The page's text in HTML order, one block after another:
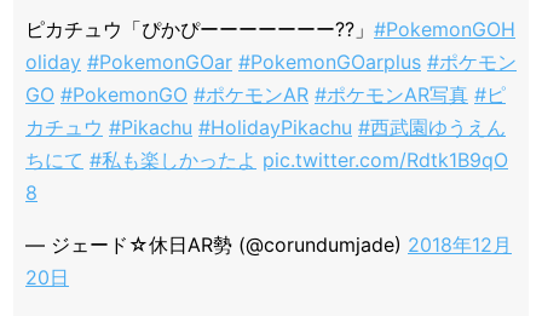
ピカチュウ「ぴかぴーーーーーーー??」 #PokemonGOH
oliday #PokemonGOar #PokemonGOarplus #ポケモン
GO #PokemonGO #ポケモンAR #ポケモンAR写真 #ピ
カチュウ #Pikachu #HolidayPikachu #西武園ゆうえん
ちにて #私も楽しかったよ pic.twitter.com/Rdtk1B9qO
8
— ジェード☆休日AR勢 (@corundumjade) 2018年12月
20日